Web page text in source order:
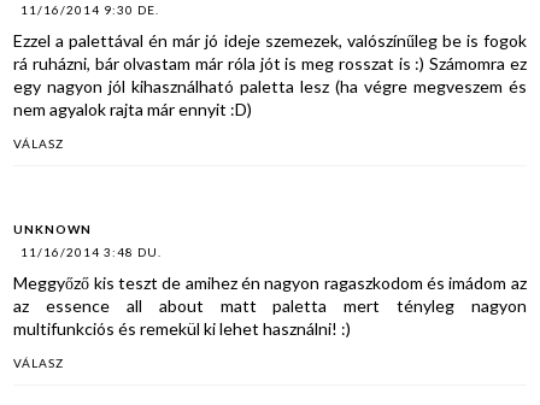
11/16/2014 9:30 DE.
Ezzel a palettával én már jó ideje szemezek, valószínűleg be is fogok
rá ruházni, bár olvastam már róla jót is meg rosszat is :) Számomra ez
egy nagyon jól kihasználható paletta lesz (ha végre megveszem és
nem agyalok rajta már ennyit :D)
VÁLASZ
UNKNOWN
11/16/2014 3:48 DU.
Meggyőző kis teszt de amihez én nagyon ragaszkodom és imádom az
az essence all about matt paletta mert tényleg nagyon
multifunkciós és remekül ki lehet használni! :)
VÁLASZ